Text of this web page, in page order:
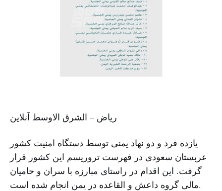
ریاض – الشرق الاوسط آنلاین
یازده فرد و دو نهاد یمنی توسط دستگاه امنیت کشور
عربستان سعودی در فهرست تروریسم این کشور قرار
گرفت. این اقدام در راستای مبارزه با سران و حامیان
مالی گروه داعش و القاعده در یمن انجام شده است.